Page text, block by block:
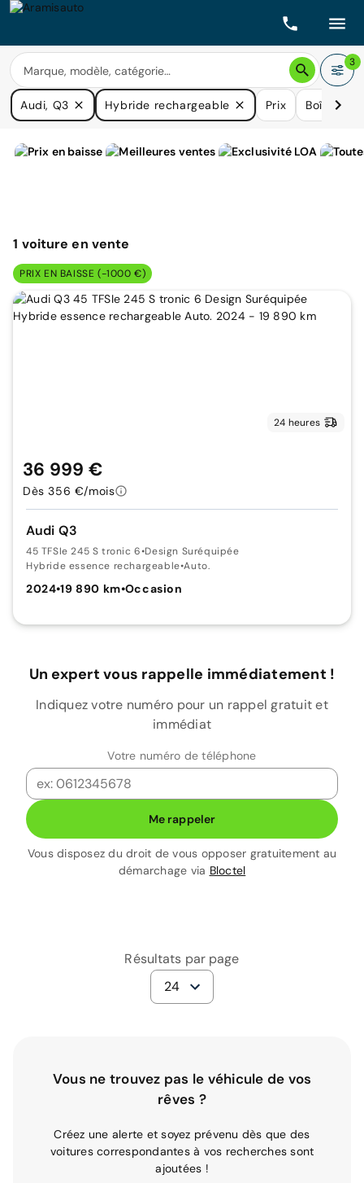
3
Audi, Q3 Hybride rechargeable Prix Boîtes de
1 voitureen vente
PRIX EN BAISSE (-1000 €)
24 heures
Audi Q3
45 TFSIe 245 S tronic 6•Design Suréquipée
Hybride essence rechargeable•Auto.
2024•19 890 km•Occasion
36 999 €
Dès 356 €/mois
Un expert vous rappelle immédiatement !
Indiquez votre numéro pour un rappel gratuit et
immédiat
Votre numéro de téléphone
Me rappeler
Vous disposez du droit de vous opposer gratuitement au
démarchage via Bloctel
Résultats par page
24
Vous ne trouvez pas le véhicule de vos
rêves ?
Créez une alerte et soyez prévenu dès que des
voitures correspondantes à vos recherches sont
ajoutées !